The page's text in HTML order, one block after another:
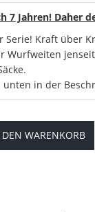
7 Jahren! Daher
Serie! Kraft über
Wurfweiten
unten in der
WARENKORB